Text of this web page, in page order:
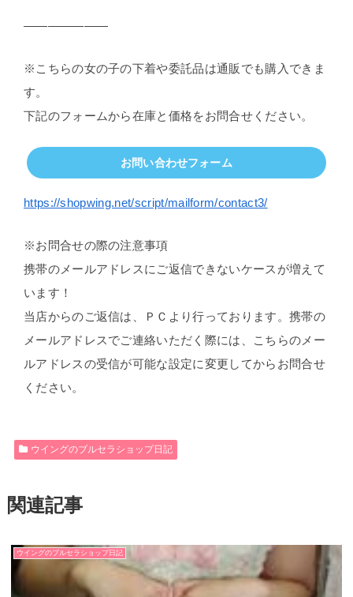
———————
※こちらの女の子の下着や委託品は通販でも購入できま
す。
下記のフォームから在庫と価格をお問合せください。
お問い合わせフォーム
https://shopwing.net/script/mailform/contact3/
※お問合せの際の注意事項
携帯のメールアドレスにご返信できないケースが増えて
います！
当店からのご返信は、ＰＣより行っております。携帯の
メールアドレスでご連絡いただく際には、こちらのメー
ルアドレスの受信が可能な設定に変更してからお問合せ
ください。
ウイングのブルセラショップ日記
関連記事
ウイングのブルセラショップ日記